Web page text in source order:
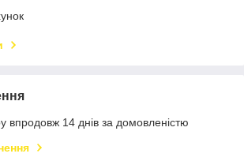
впродовж 14 днів за домовленістю